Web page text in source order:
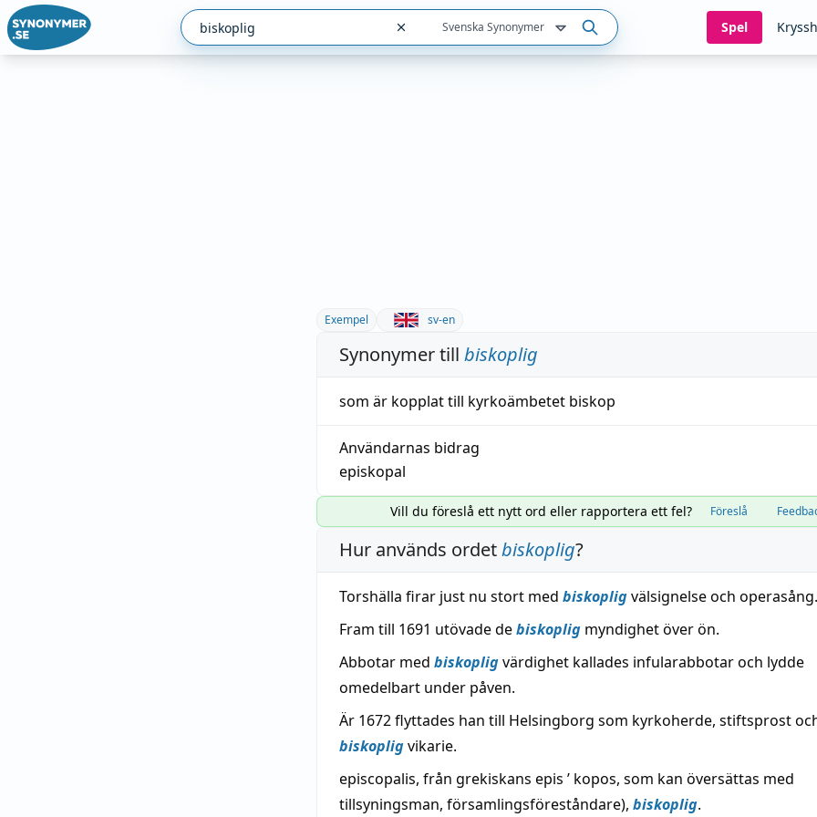
Svenska Synonymer Spel
Exempel sv-en
Synonymer till biskoplig
som är kopplattill kyrkoämbetet biskop
Användarnas bidrag
episkopal
Vill du föreslå ett nytt ord eller rapportera ett fel? Föreslå
Hur används ordetbiskoplig?
Torshälla firar just nu stort med biskopligvälsignelse och operasång.
Fram till 1691 utövade debiskoplig myndighet över ön.
Abbotar med biskopligvärdighet kallades infularabbotar och lydde
omedelbart under påven.
Är 1672 flyttades han till Helsingborg som kyrkoherde, stiftsprost
biskopligvikarie.
episcopalis, från grekiskans epis ’ kopos, som kan översättas med
tillsyningsman, församlingsföreståndare), biskoplig.